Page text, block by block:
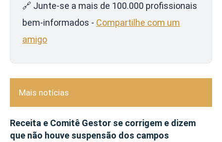
🔗 Junte-se a mais de 100.000 profissionais
bem-informados - Compartilhe com um
amigo
Mais notícias
Receita e Comitê Gestor se corrigem e dizem
que não houve suspensão dos campos